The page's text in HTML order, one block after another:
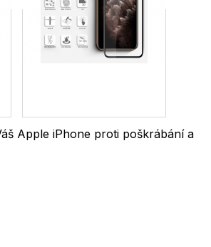
Apple iPhone proti poškrábání a